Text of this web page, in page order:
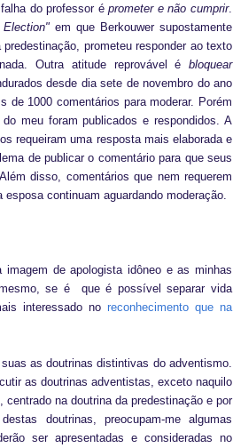
do professor éprometer e não cumprir.
Election" em que Berkouwer supostamente
prometeu responder ao texto
Outra atitude reprovável é bloquear
desde dia sete de novembro do ano
de 1000 comentários para moderar. Porém
meu foram publicados e respondidos. A
requeiram uma resposta mais elaborada e
de publicar o comentário para que seus
disso, comentários que nem requerem
continuam aguardando moderação.
de apologista idôneo e as minhas
se é que é possível separar vida
interessado no reconhecimento que na
as doutrinas distintivas do adventismo.
as doutrinas adventistas, exceto naquilo
na doutrina da predestinação e por
doutrinas, preocupam-me algumas
ser apresentadas e consideradas no